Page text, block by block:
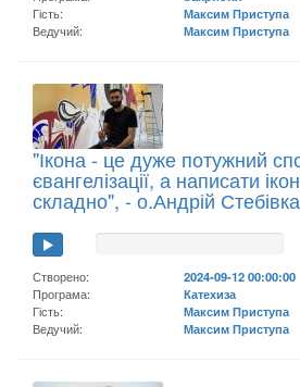
Гість:
Максим Приступа
Ведучий:
Максим Приступа
"Ікона - це дуже потужний
євангелізації, а написати
складно", - о.Андрій Стебівка
Створено:
2024-09-12 00:00:00
Програма:
Катехиза
Гість:
Максим Приступа
Ведучий:
Максим Приступа